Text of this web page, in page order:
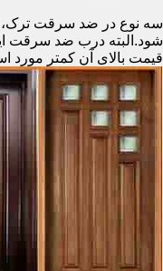
سه نوع در ضد سرقت
شود.البته درب ضد سرقت
قیمت بالای آن کمتر مورد